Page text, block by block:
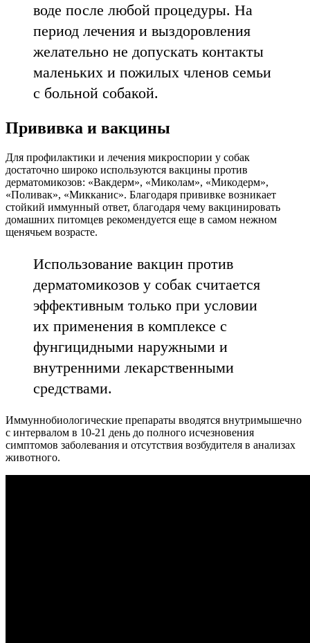
воде после любой процедуры. На
период лечения и выздоровления
желательно не допускать контакты
маленьких и пожилых членов семьи
с больной собакой.
Прививка и вакцины
Для профилактики и лечения микроспории у собак
достаточно широко используются вакцины против
дерматомикозов: «Вакдерм», «Миколам», «Микодерм»,
«Поливак», «Микканис». Благодаря прививке возникает
стойкий иммунный ответ, благодаря чему вакцинировать
домашних питомцев рекомендуется еще в самом нежном
щенячьем возрасте.
Использование вакцин против
дерматомикозов у собак считается
эффективным только при условии
их применения в комплексе с
фунгицидными наружными и
внутренними лекарственными
средствами.
Иммуннобиологические препараты вводятся внутримышечно
с интервалом в 10-21 день до полного исчезновения
симптомов заболевания и отсутствия возбудителя в анализах
животного.